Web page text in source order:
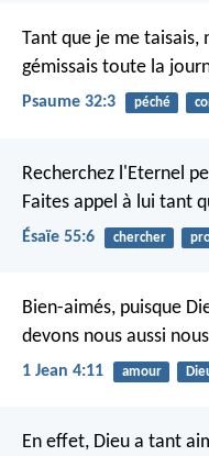
Tant que je me taisais,
gémissais toute la
Psaume 32:3 péché
Recherchez l'Eternel
Faites appel à lui tant
Ésaïe 55:6 chercher
Bien-aimés, puisque
devons nous aussi
1 Jean 4:11 amour
En effet, Dieu a tant